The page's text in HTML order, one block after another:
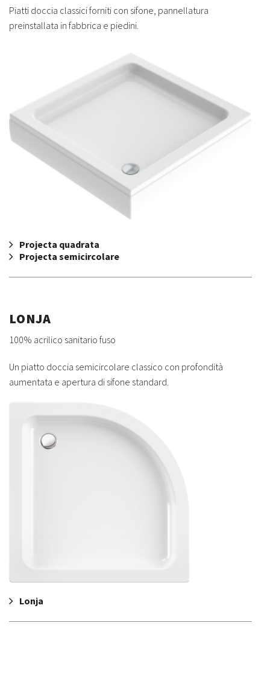
Piatti doccia classici forniti con sifone, pannellatura
preinstallata in fabbrica e piedini.
Projecta quadrata
Projecta semicircolare
LONJA
100% acrilico sanitario fuso
Un piatto doccia semicircolare classico con profondità
aumentata e apertura di sifone standard.
Lonja